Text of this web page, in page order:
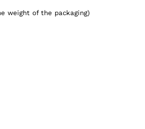
weight of the packaging)